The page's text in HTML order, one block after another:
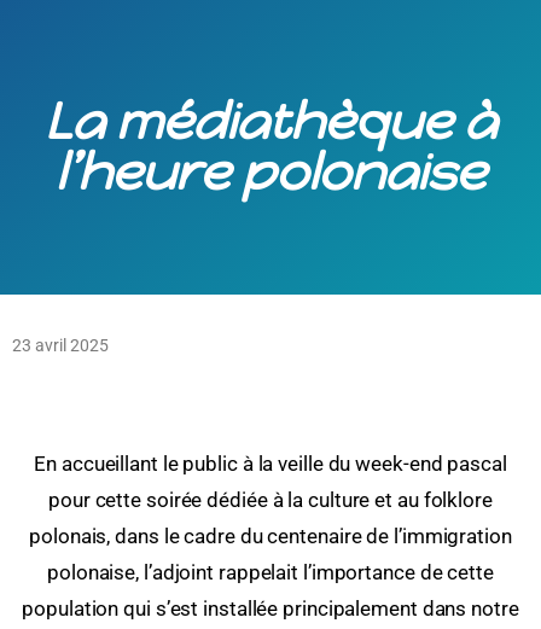
La médiathèque à
l’heure polonaise
23 avril 2025
En accueillant le public à la veille du week-end pascal
pour cette soirée dédiée à la culture et au folklore
polonais, dans le cadre du centenaire de l’immigration
polonaise, l’adjoint rappelait l’importance de cette
population qui s’est installée principalement dans notre